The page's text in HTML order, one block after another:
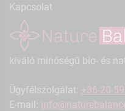
Kapcsolat
kiváló minőségű bio- és
Ügyfélszolgálat: +36-20-
E-mail: